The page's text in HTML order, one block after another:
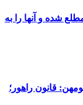
شده و آنها را به
قانون راهور؛